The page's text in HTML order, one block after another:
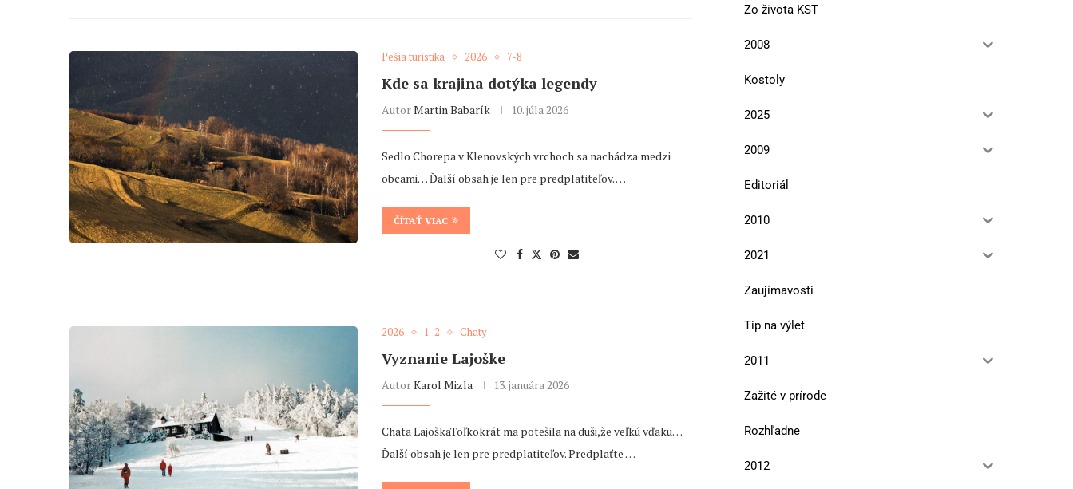
Pešia turistika 2026 7-8
Kde sa krajina dotýka legendy
AutorMartin Babarík 10. júla 2026
Sedlo Chorepa v Klenovských vrchoch sa nachádza medzi
obcami… Ďalší obsah je len pre predplatiteľov. …
ČÍTAŤ VIAC
2026 1-2 Chaty
Vyznanie Lajoške
AutorKarol Mizla 13. januára 2026
Chata LajoškaToľkokrát ma potešila na duši,že veľkú vďaku…
Ďalší obsah je len pre predplatiteľov. Predplaťte …
Zo života KST
2008
Kostoly
2025
2009
Editoriál
2010
2021
Zaujímavosti
Tip na výlet
2011
Zažité v prírode
Rozhľadne
2012